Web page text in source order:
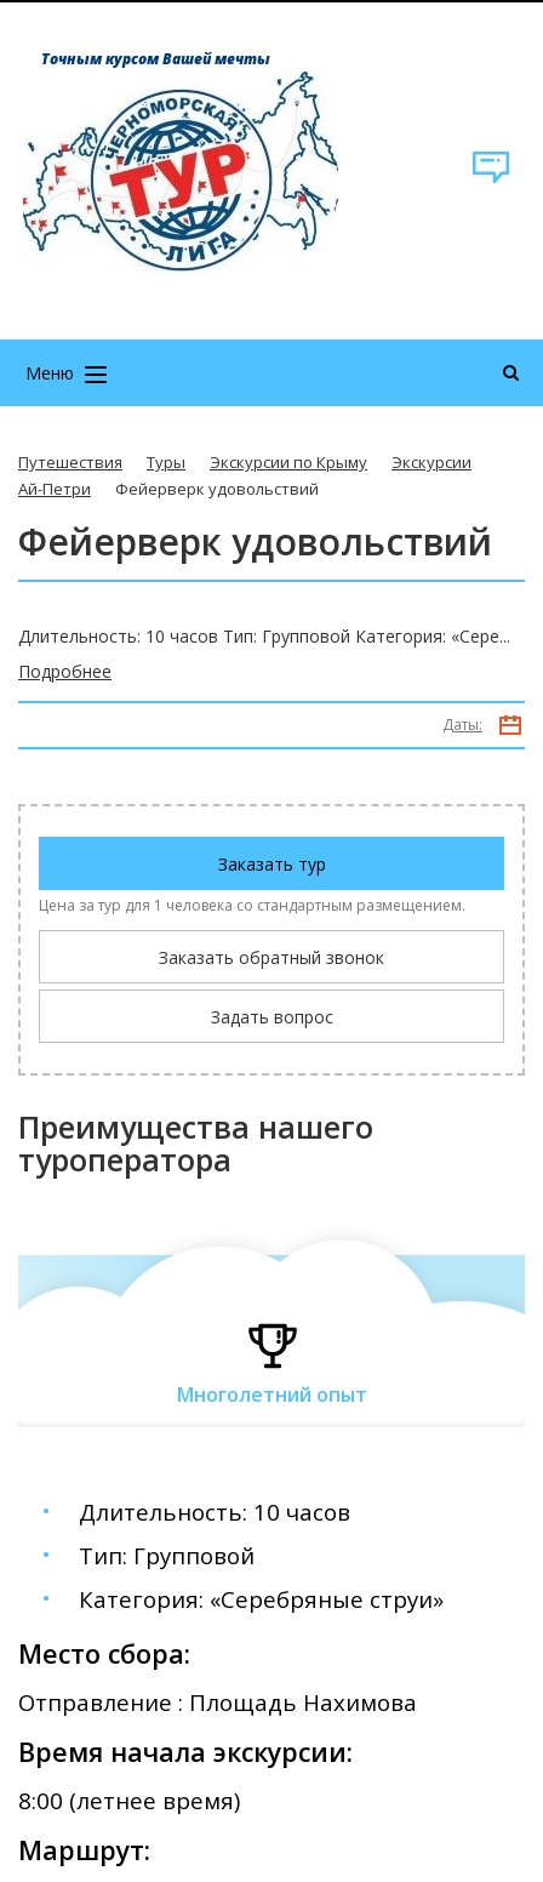
Точным курсом Вашей мечты
Меню
Путешествия Туры Экскурсии по Крыму
Экскурсии
Ай-Петри
Фейерверк удовольствий
Фейерверк удовольствий
Длительность: 10 часов Тип: Групповой Категория: «Сере...
Подробнее
Даты:
Заказать тур
Цена за тур для 1 человека со стандартным размещением.
Заказать обратный звонок
Задать вопрос
Преимущества нашего
туроператора
Многолетний опыт
Длительность: 10 часов
Тип: Групповой
Категория: «Серебряные струи»
Место сбора:
Отправление : Площадь Нахимова
Время начала экскурсии:
8:00 (летнее время)
Маршрут: